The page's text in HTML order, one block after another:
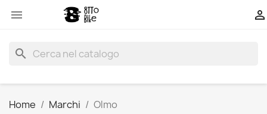
 
search
Home Marchi Olmo